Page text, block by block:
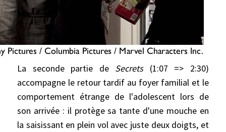
La seconde partie de Secrets(1:07 => 2:30)
accompagne le retour tardif au foyer familial et le
comportement étrange de l'adolescent lors de
son arrivée : il protège sa tante d'une mouche en
la saisissant en plein vol avec juste deux doigts, et